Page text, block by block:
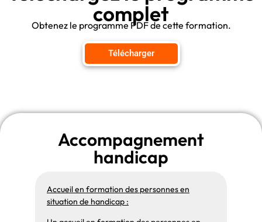
La journée sera ponctuée de
différentes activités (quiz de
réactivation des connaissances,
études de cas, activités pratiques de
mise en situation).
complet
Obtenez le programme PDF de cette formation.
Télécharger
Accompagnement
handicap
Accueil en formation des personnes en
situation de handicap :